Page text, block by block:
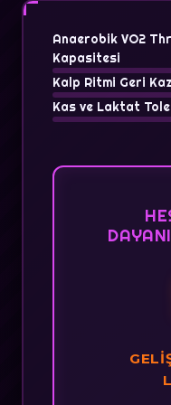
Anaerobik VO2
Kapasitesi
Kalp Ritmi Geri
Kas ve Laktat